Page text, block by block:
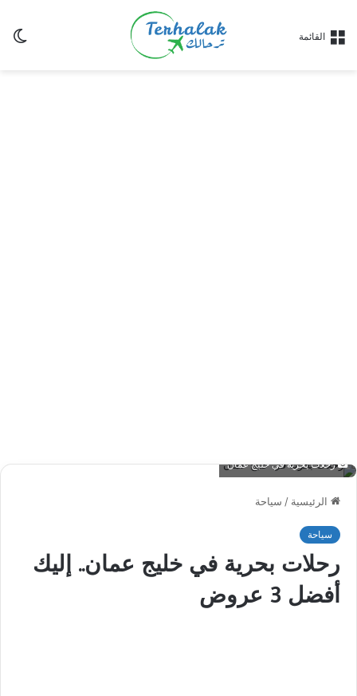
القائمة
رحلات بحرية في خليج عمان
الرئيسية / سياحة
سياحة
رحلات بحرية في خليج عمان.. إليك
أفضل 3 عروض